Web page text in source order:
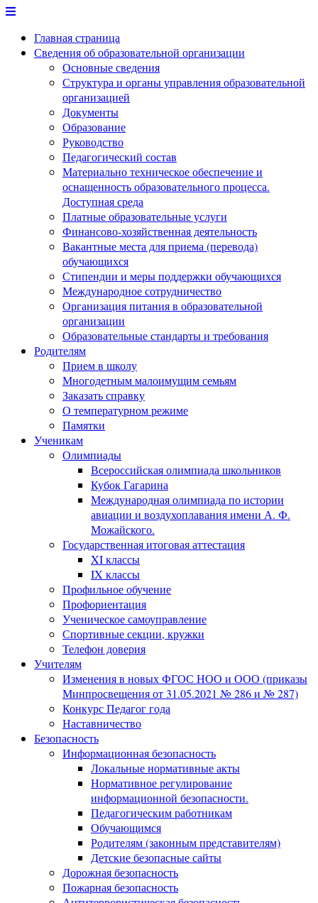
Перейти
содержимому
Главная страница
Сведения об образовательной организации
Основные сведения
Структура и органы управления образовательной
организацией
Документы
Образование
Руководство
Педагогический состав
Материально техническое обеспечение и
оснащенность образовательного процесса.
Доступная среда
Платные образовательные услуги
Финансово-хозяйственная деятельность
Вакантные места для приема (перевода)
обучающихся
Стипендии и меры поддержки обучающихся
Международное сотрудничество
Организация питания в образовательной
организации
Образовательные стандарты и требования
Родителям
Прием в школу
Многодетным малоимущим семьям
Заказать справку
О температурном режиме
Памятки
Ученикам
Олимпиады
Всероссийская олимпиада школьников
Кубок Гагарина
Международная олимпиада по истории
авиации и воздухоплавания имени А. Ф.
Можайского.
Государственная итоговая аттестация
XI классы
IX классы
Профильное обучение
Профориентация
Ученическое самоуправление
Спортивные секции, кружки
Телефон доверия
Учителям
Изменения в новых ФГОС НОО и ООО (приказы
Минпросвещения от 31.05.2021 № 286 и № 287)
Конкурс Педагог года
Наставничество
Безопасность
Информационная безопасность
Локальные нормативные акты
Нормативное регулирование
информационной безопасности.
Педагогическим работникам
Обучающимся
Родителям (законным представителям)
Детские безопасные сайты
Дорожная безопасность
Пожарная безопасность